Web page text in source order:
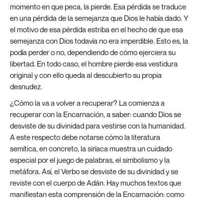
momento en que peca, la pierde. Esa pérdida se traduce
en una pérdida de la semejanza que Dios le había dado. Y
el motivo de esa pérdida estriba en el hecho de que esa
semejanza con Dios todavía no era imperdible. Esto es, la
podía perder o no, dependiendo de cómo ejerciera su
libertad. En todo caso, el hombre pierde esa vestidura
original y con ello queda al descubierto su propia
desnudez.
¿Cómo la va a volver a recuperar? La comienza a
recuperar con la Encarnación, a saber: cuando Dios se
desviste de su divinidad para vestirse con la humanidad.
A este respecto debe notarse cómo la literatura
semítica, en concreto, la siríaca muestra un cuidado
especial por el juego de palabras, el simbolismo y la
metáfora. Así, el Verbo se desviste de su divinidad y se
reviste con el cuerpo de Adán. Hay muchos textos que
manifiestan esta comprensión de la Encarnación: como